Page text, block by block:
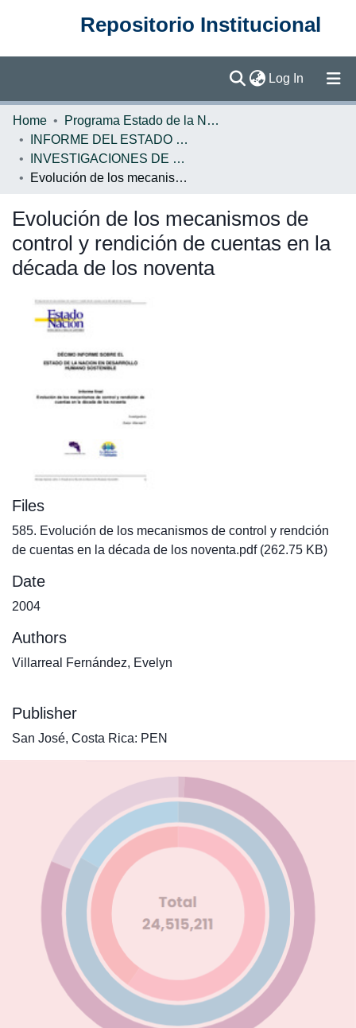
Repositorio Institucional
Log In (current)
Communities & Collections
Statistics
Home
Programa Estado de la Nación (PEN)
INFORME DEL ESTADO DE LA NACION
INVESTIGACIONES DE BASE EN
Evolución de los mecanismos de control y rendición de cuentas en la década de los noventa
Evolución de los mecanismos de
control y rendición de cuentas en la
década de los noventa
Files
585. Evolución de los mecanismos de control y rendción
de cuentas en la década de los noventa.pdf(262.75 KB)
Date
2004
Authors
Villarreal Fernández, Evelyn
Publisher
San José, Costa Rica: PEN